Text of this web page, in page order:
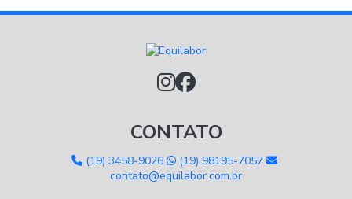
CONTATO
(19) 3458-9026
(19) 98195-7057
contato@equilabor.com.br